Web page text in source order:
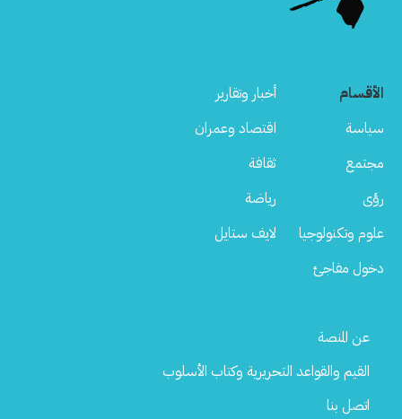
الأقسام
أخبار وتقارير
سياسة
اقتصاد وعمران
مجتمع
ثقافة
رؤى
رياضة
علوم وتكنولوجيا
لايف ستايل
دخول مفاجئ
Footer
عن المنصة
القيم والقواعد التحريرية وكتاب الأسلوب
اتصل بنا